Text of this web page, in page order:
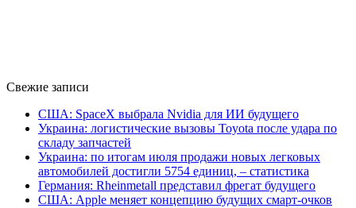
Свежие записи
США: SpaceX выбрала Nvidia для ИИ будущего
Украина: логистические вызовы Toyota после удара по
складу запчастей
Украина: по итогам июля продажи новых легковых
автомобилей достигли 5754 единиц, – статистика
Германия: Rheinmetall представил фрегат будущего
США: Apple меняет концепцию будущих смарт-очков